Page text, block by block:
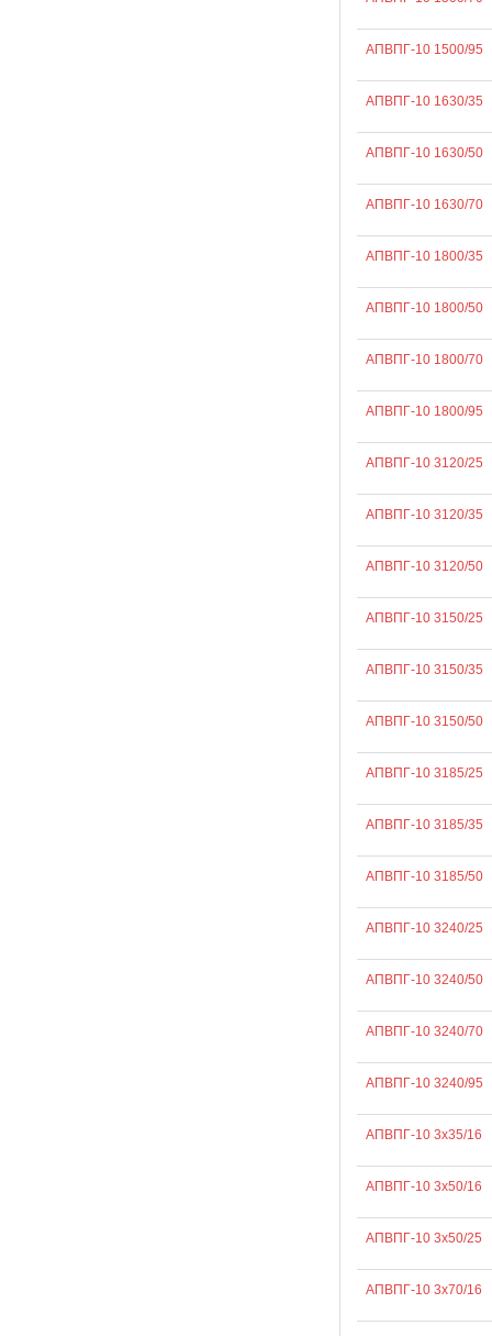
АПВПГ-10 1500/95
АПВПГ-10 1630/35
АПВПГ-10 1630/50
АПВПГ-10 1630/70
АПВПГ-10 1800/35
АПВПГ-10 1800/50
АПВПГ-10 1800/70
АПВПГ-10 1800/95
АПВПГ-10 3120/25
АПВПГ-10 3120/35
АПВПГ-10 3120/50
АПВПГ-10 3150/25
АПВПГ-10 3150/35
АПВПГ-10 3150/50
АПВПГ-10 3185/25
АПВПГ-10 3185/35
АПВПГ-10 3185/50
АПВПГ-10 3240/25
АПВПГ-10 3240/50
АПВПГ-10 3240/70
АПВПГ-10 3240/95
АПВПГ-10 3х35/16
АПВПГ-10 3х50/16
АПВПГ-10 3х50/25
АПВПГ-10 3х70/16